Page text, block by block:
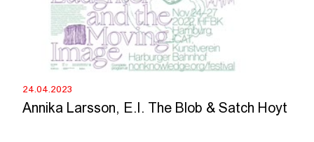
24.04.2023
Annika Larsson, E.I. The Blob & Satch Hoyt